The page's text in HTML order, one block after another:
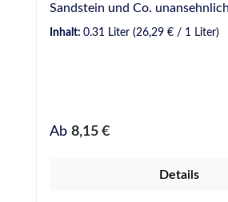
Sandstein und Co.
Randzonenverschmutzung an
trotzdem trittfest. OTTOSEAL
nahezu ewig jung, auch bei
ab Lager in vielen
Inhalt: 0.31 Liter (26,29 € / 1 Liter)
Regulärer Preis:
Ab 8,15 €
Details